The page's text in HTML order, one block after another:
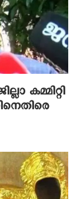
കമ്മിറ്റി